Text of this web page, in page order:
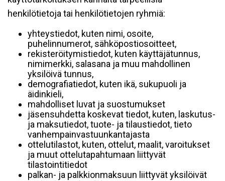
henkilötietoja tai henkilötietojen ryhmiä:
yhteystiedot, kuten nimi, osoite,
puhelinnumerot, sähköpostiosoitteet,
rekisteröitymistiedot, kuten käyttäjätunnus,
nimimerkki, salasana ja muu mahdollinen
yksilöivä tunnus,
demografiatiedot, kuten ikä, sukupuoli ja
äidinkieli,
mahdolliset luvat ja suostumukset
jäsensuhdetta koskevat tiedot, kuten, laskutus-
ja maksutiedot, tuote- ja tilaustiedot, tieto
vanhempainvastuunkantajasta
ottelutilastot, kuten, ottelut, maalit, varoitukset
ja muut ottelutapahtumaan liittyvät
tilastointitiedot
palkan- ja palkkionmaksuun liittyvät yksilöivät